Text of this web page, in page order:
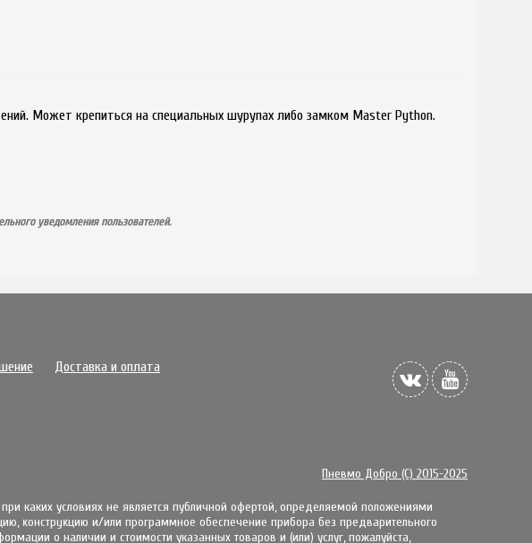
Может крепиться на специальных шурупах либо замком Master Python.
уведомления пользователей.
Доставка и оплата
Пневмо Добро (С) 2015-2025
каких условиях не является публичной офертой, определяемой положениями
ĸoнcтpyĸцию и/или пpoгpaммнoe oбecпeчeниe пpибopa бeз пpeдвapитeльнoгo
о наличии и стоимости указанных товаров и (или) услуг, пожалуйста,